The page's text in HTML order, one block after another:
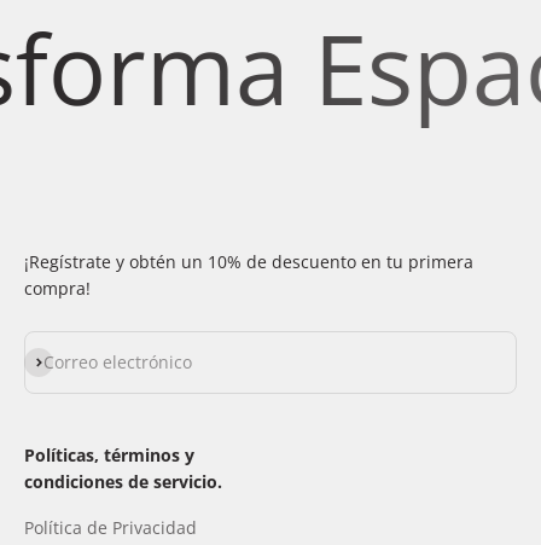
¡Regístrate y obtén un 10% de descuento en tu primera
compra!
Correo electrónico
Suscribirse
Políticas, términos y
condiciones de servicio.
Política de Privacidad